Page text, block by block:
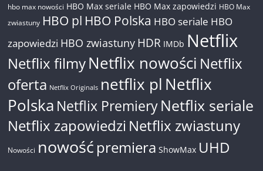
hbo max nowości HBO Max seriale HBO Max zapowiedzi HBO Max
zwiastuny HBO pl HBO Polska HBO seriale HBO
zapowiedzi HBO zwiastuny HDR IMDb Netflix
Netflix filmyNetflix nowości Netflix
oferta Netflix Originals netflix pl Netflix
Polska Netflix PremieryNetflix seriale
Netflix zapowiedzi Netflix zwiastuny
Nowości nowość premiera ShowMax UHD